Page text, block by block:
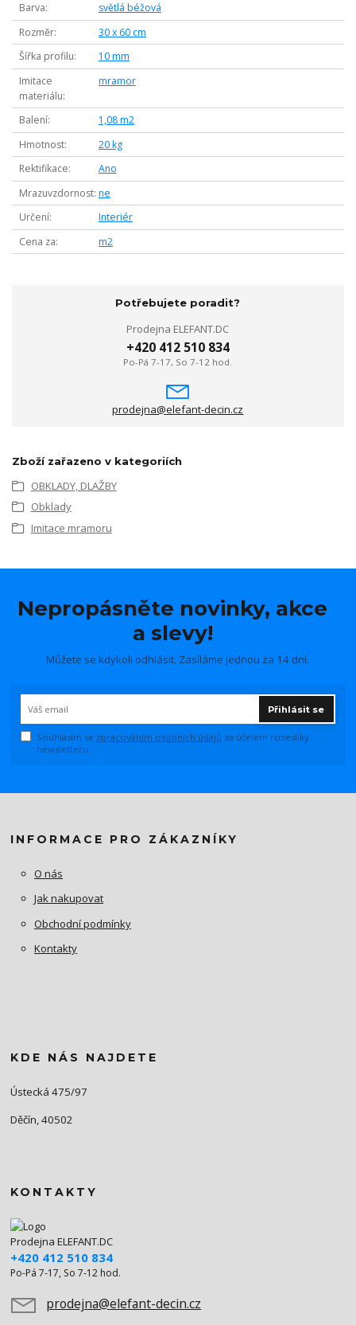
Barva
světlá béžová
Rozměr
30 x 60 cm
Šířka profilu
10 mm
Imitace
materiálu
mramor
Balení
1,08 m2
Hmotnost
20 kg
Rektifikace
Ano
Mrazuvzdornost ne
Určení
Interiér
Cena za
m2
Potřebujete poradit?
Prodejna ELEFANT.DC
+420 412 510 834
Po-Pá 7-17, So 7-12 hod.
prodejna@elefant-decin.cz
Zboží zařazeno v kategoriích
OBKLADY, DLAŽBY
Obklady
Imitace mramoru
Nepropásněte novinky, akce
a slevy!
Můžete se kdykoli odhlásit. Zasíláme jednou za 14 dní.
Přihlásit se
Souhlasím se zpracováním osobních údajů za účelem rozesílky
newsletteru.
INFORMACE PRO ZÁKAZNÍKY
O nás
Jak nakupovat
Obchodní podmínky
Kontakty
KDE NÁS NAJDETE
Ústecká 475/97
Děčín, 40502
KONTAKTY
Prodejna ELEFANT.DC
+420 412 510 834
Po-Pá 7-17, So 7-12 hod.
prodejna@elefant-decin.cz